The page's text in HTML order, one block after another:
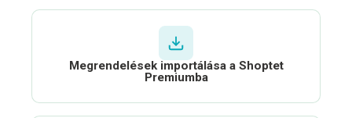
Megrendelések importálása a Shoptet
Premiumba